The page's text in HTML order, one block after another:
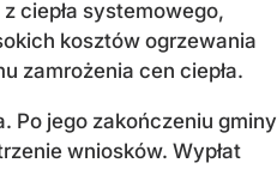
ciepła systemowego,
kosztów ogrzewania
zamrożenia cen ciepła.
Po jego zakończeniu gminy
wniosków. Wypłat